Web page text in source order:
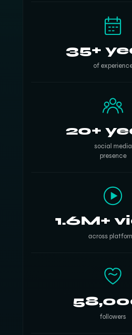
35+
of
20+
social media
presence
1.6M+
across
followers